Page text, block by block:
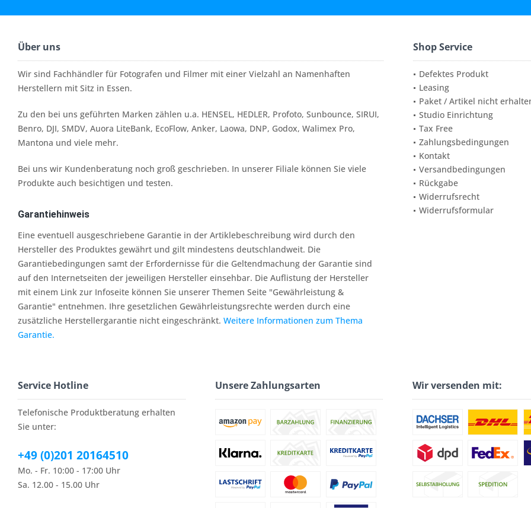
Über uns
Wir sind Fachhändler für Fotografen und Filmer mit einer Vielzahl an Namenhaften
Herstellern mit Sitz in Essen.
Zu den bei uns geführten Marken zählen u.a. HENSEL, HEDLER, Profoto, Sunbounce, SIRUI,
Benro, DJI, SMDV, Auora LiteBank, EcoFlow, Anker, Laowa, DNP, Godox, Walimex Pro,
Mantona und viele mehr.
Bei uns wir Kundenberatung noch groß geschrieben. In unserer Filiale können Sie viele
Produkte auch besichtigen und testen.
Garantiehinweis
Eine eventuell ausgeschriebene Garantie in der Artiklebeschreibung wird durch den
Hersteller des Produktes gewährt und gilt mindestens deutschlandweit. Die
Garantiebedingungen samt der Erfordernisse für die Geltendmachung der Garantie sind
auf den Internetseiten der jeweiligen Hersteller einsehbar. Die Auflistung der Hersteller
mit einem Link zur Infoseite können Sie unserer Themen Seite "Gewährleistung &
Garantie" entnehmen. Ihre gesetzlichen Gewährleistungsrechte werden durch eine
zusätzliche Herstellergarantie nicht eingeschränkt. Weitere Informationen zum Thema
Garantie.
Shop Service
Defektes Produkt
Leasing
Paket / Artikel nicht
Studio Einrichtung
Tax Free
Zahlungsbedingungen
Kontakt
Versandbedingungen
Rückgabe
Widerrufsrecht
Widerrufsformular
Service Hotline
Telefonische Produktberatung erhalten
Sie unter:
+49 (0)201 20164510
Mo. - Fr. 10:00 - 17:00 Uhr
Sa. 12.00 - 15.00 Uhr
Unsere Zahlungsarten Wir versenden mit: